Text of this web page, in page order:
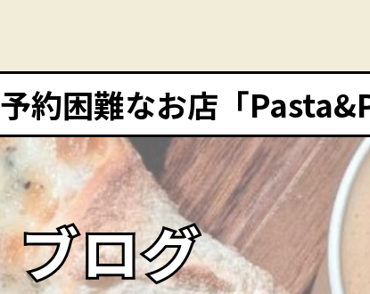
予約困難なお店「
ブログ
ブログ